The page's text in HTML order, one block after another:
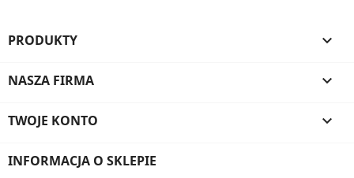
PRODUKTY 
NASZA FIRMA 
TWOJE KONTO 
INFORMACJA O SKLEPIE